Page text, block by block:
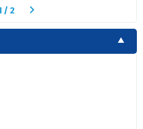
/ 2